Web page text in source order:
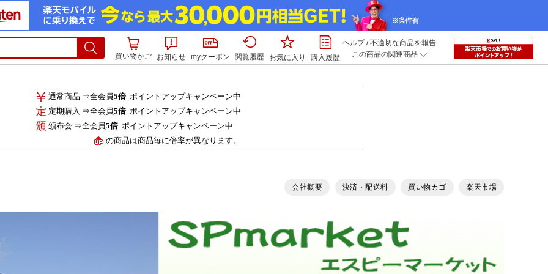
買い物かご お知らせ myクーポン 閲覧履歴 お気に入り 購入履歴
ヘルプ/不適切な商品を報告
この商品の関連商品
通常商品 ⇒全会員5倍ポイントアップキャンペーン中
定期購入 ⇒全会員5倍ポイントアップキャンペーン中
頒布会 ⇒全会員5倍ポイントアップキャンペーン中
の商品は商品毎に倍率が異なります。